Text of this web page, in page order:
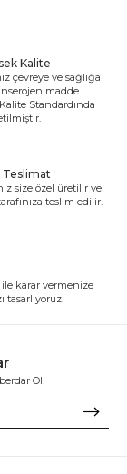
Kalite
çevreye ve sağlığa
madde
Standardında
Teslimat
size özel üretilir ve
teslim edilir.
karar vermenize
tasarlıyoruz.
Ol!